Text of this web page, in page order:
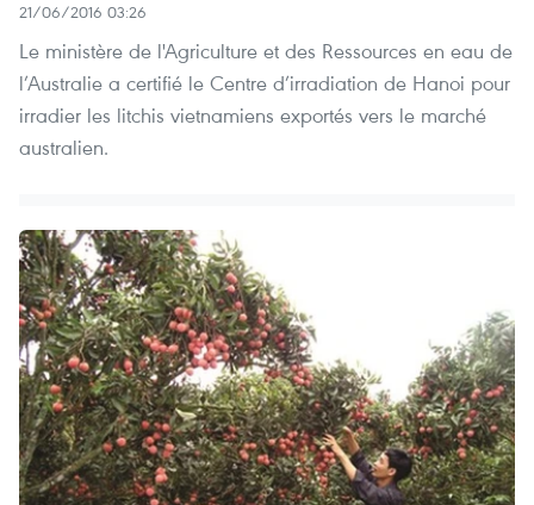
21/06/2016 03:26
Le ministère de l'Agriculture et des Ressources en eau de
l’Australie a certifié le Centre d’irradiation de Hanoi pour
irradier les litchis vietnamiens exportés vers le marché
australien.